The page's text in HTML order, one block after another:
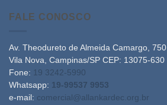
FALE CONOSCO
Av. Theodureto de Almeida Camargo, 750
Vila Nova, Campinas/SP CEP: 13075-630
Fone: 19 3242-5990
Whatsapp: 19-99537 9953
e-mail: comercial@allankardec.org.br